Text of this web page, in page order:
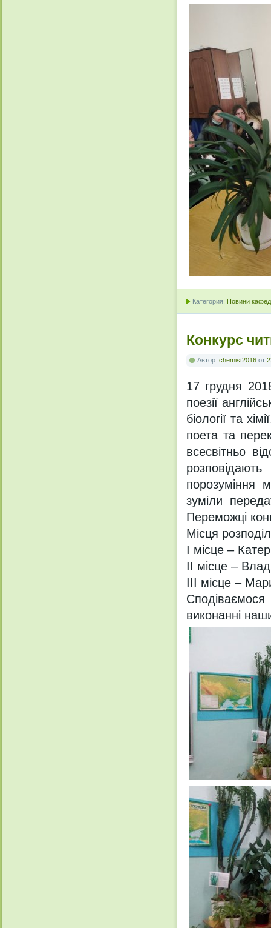
Категория: Новини
Конкурс
Автор: chemist2016 от
17 грудня
поезії
біології та
поета та
всесвітньо
порозуміння
зуміли
Переможці
Місця
І місце –
ІІ місце –
ІІІ місце –
виконанні